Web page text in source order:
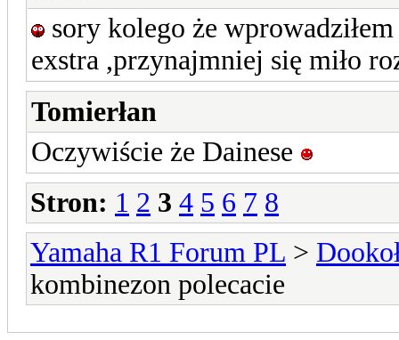
sory kolego że
exstra ,przynajmniej się miło
Tomierłan
Oczywiście że Dainese
Stron: 1 2 3 4 5 6 7 8
Yamaha R1 Forum PL >
kombinezon polecacie